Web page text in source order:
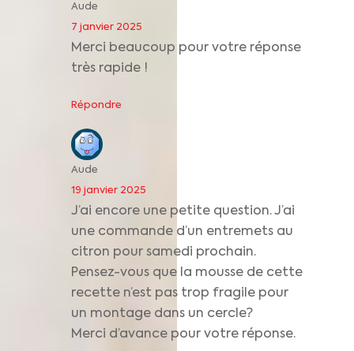
Aude
7 janvier 2025
Merci beaucoup pour votre réponse
très rapide !
Répondre
Aude
19 janvier 2025
J’ai encore une petite question. J’ai
une commande d’un entremets au
citron pour samedi prochain.
Pensez-vous que la mousse de cette
recette n’est pas trop fragile pour
un montage dans un cercle?
Merci d’avance pour votre réponse.